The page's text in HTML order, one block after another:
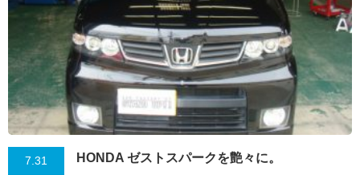
7.31 HONDA ゼストスパークを艶々に。